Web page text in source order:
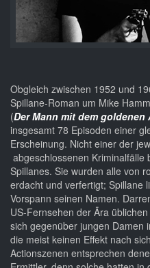
Obgleich zwischen 1952 und
Spillane-Roman um Mike
(Der Mann mit dem goldenen
insgesamt 78 Episoden einer
Erscheinung. Nicht einer der
abgeschlossenen
Spillanes. Sie wurden alle von
erdacht und verfertigt; Spillane
Vorspann seinen Namen.
US-Fernsehen der Ära
sich gegenüber jungen Damen
die meist keinen Effekt nach
Actionszenen entsprechen